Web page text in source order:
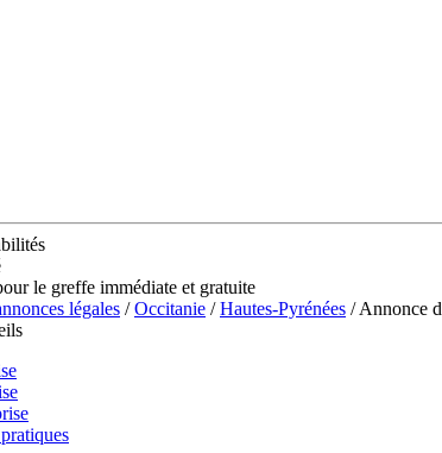
le greffe immédiate et gratuite
légales /Occitanie /Hautes-Pyrénées / Annonce